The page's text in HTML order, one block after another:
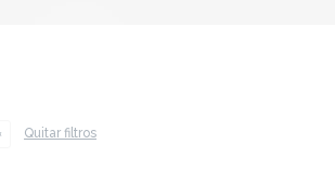
Quitar filtros